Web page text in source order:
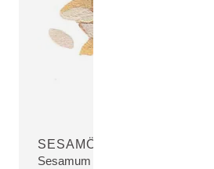
SESAMÖL
Sesamum Indicum (Sesame)